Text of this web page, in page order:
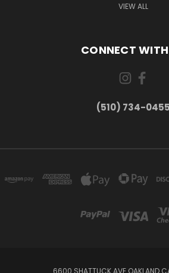
VIEW ALL
CONNECT
(510) 734-0455
6600 SHATTUCK AVE OAKLAND